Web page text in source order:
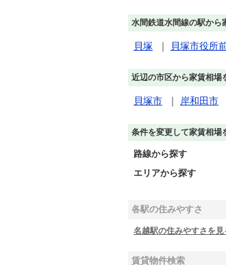
水間鉄道水間線の駅から
貝塚 ｜ 貝塚市役所
近辺の市区から家賃相場
貝塚市 ｜ 岸和田市
条件を変更して家賃相場
路線から探す
エリアから探す
各駅の住みやすさ
名越駅の住みやすさを見
賃貸物件検索